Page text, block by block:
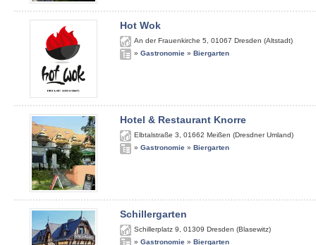
Hot Wok
An der Frauenkirche 5 01067 Dresden (Altstadt)
» Gastronomie » Biergarten
Hotel & Restaurant Knorre
Elbtalstraße 3 01662 Meißen (Dresdner Umland)
» Gastronomie » Biergarten
Schillergarten
Schillerplatz 9 01309 Dresden (Blasewitz)
» Gastronomie » Biergarten